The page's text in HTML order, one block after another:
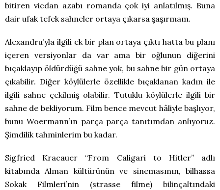
bitiren vicdan azabı romanda çok iyi anlatılmış. Buna
dair ufak tefek sahneler ortaya çıkarsa şaşırmam.
Alexandru’yla ilgili ek bir plan ortaya çıktı hatta bu planı
içeren versiyonlar da var ama bir oğlunun diğerini
bıçaklayıp öldürdüğü sahne yok, bu sahne bir gün ortaya
çıkabilir. Diğer köylülerle özellikle bıçaklanan kadın ile
ilgili sahne çekilmiş olabilir. Tutuklu köylülerle ilgili bir
sahne de bekliyorum. Film bence mevcut hâliyle başlıyor,
bunu Woermann’ın parça parça tanıtımdan anlıyoruz.
Şimdilik tahminlerim bu kadar.
Sigfried Kracauer “From Caligari to Hitler” adlı
kitabında Alman kültürünün ve sinemasının, bilhassa
Sokak Filmleri’nin (strasse filme) bilinçaltındaki